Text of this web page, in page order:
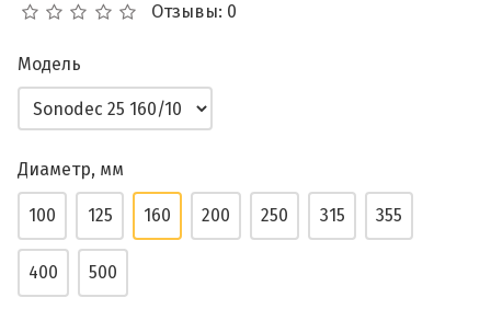
Отзывы: 0
Модель
Диаметр, мм
100 125 160 200 250 315 355
400 500